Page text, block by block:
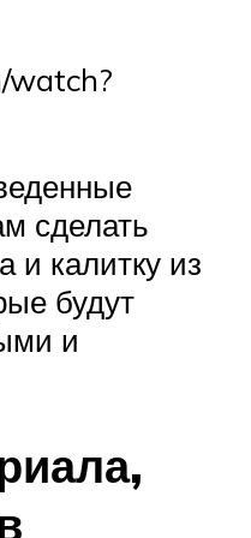
watch?
сделать
и калитку из
будут
и